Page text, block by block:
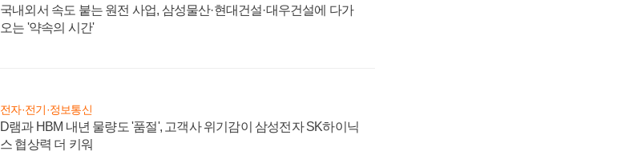
국내외서 속도 붙는 원전 사업, 삼성물산·현대건설·대우건설에 다가
오는 '약속의 시간'
전자·전기·정보통신
D램과 HBM 내년 물량도 '품절', 고객사 위기감이 삼성전자 SK하이닉
스 협상력 더 키워